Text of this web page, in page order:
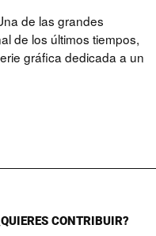
de las grandes
de los últimos tiempos,
gráfica dedicada a un
CONTRIBUIR?